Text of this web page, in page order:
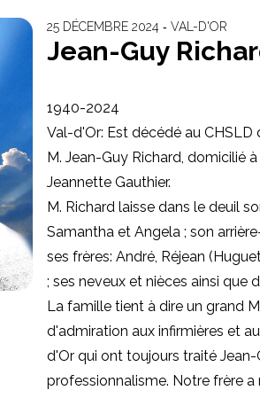
25 DÉCEMBRE 2024 ‐ VAL-D'OR
Jean-Guy
1940-2024
Val-d'Or: Est décédé au
M. Jean-Guy Richard, domicilié
Jeannette Gauthier.
M. Richard laisse dans le deuil
Samantha et Angela ; son
ses frères: André, Réjean
; ses neveux et nièces ainsi que
La famille tient à dire un grand
d'admiration aux infirmières et
d'Or qui ont toujours traité
professionnalisme. Notre frère